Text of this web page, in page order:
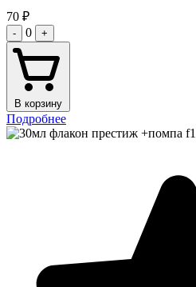
70 ₽
- 0 +
В корзину
Подробнее